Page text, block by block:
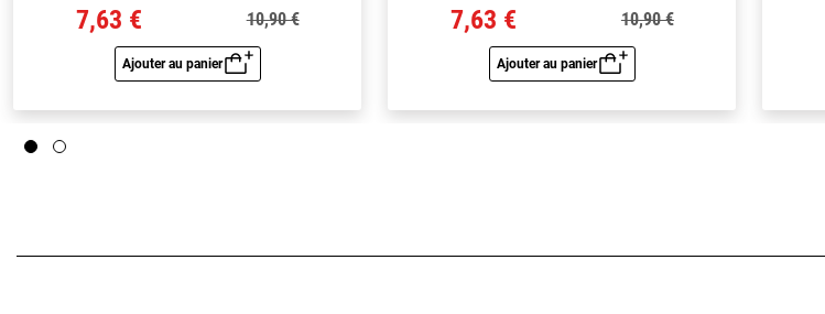
7,63 € 10,90 €
Ajouter au panier
Aperçu rapide
7,63 € 10,90 €
Ajouter au panier
Aperçu rapide